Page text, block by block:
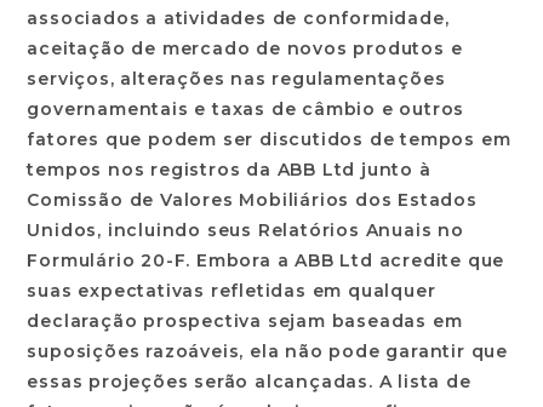
associados a atividades de conformidade,
aceitação de mercado de novos produtos e
serviços, alterações nas regulamentações
governamentais e taxas de câmbio e outros
fatores que podem ser discutidos de tempos em
tempos nos registros da ABB Ltd junto à
Comissão de Valores Mobiliários dos Estados
Unidos, incluindo seus Relatórios Anuais no
Formulário 20-F. Embora a ABB Ltd acredite que
suas expectativas refletidas em qualquer
declaração prospectiva sejam baseadas em
suposições razoáveis, ela não pode garantir que
essas projeções serão alcançadas. A lista de